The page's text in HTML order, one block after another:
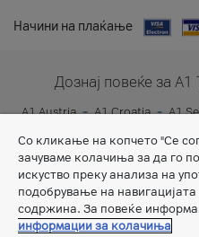
Начини на плаќање
Дознај повеќе за
A1 Austria A1 Croatia A1
A1 Slovenia
Со кликање на копчето "Се
зачуваме колачиња за да го
искуство преку анализа на
подобрување на
содржина. За повеќе
информации за колачиња